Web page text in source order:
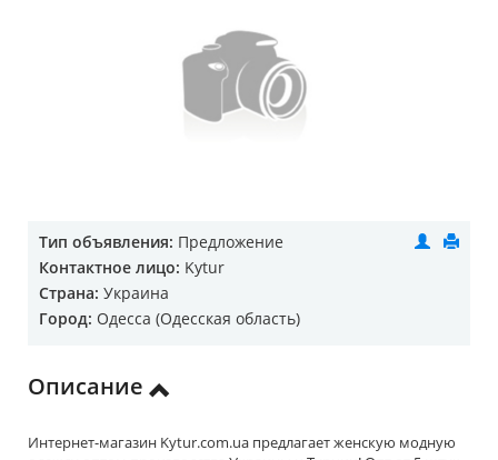
Тип объявления: Предложение
Контактное лицо: Kytur
Страна: Украина
Город: Одесса (Одесская область)
Описание
Интернет-магазин Kytur.com.ua предлагает женскую модную